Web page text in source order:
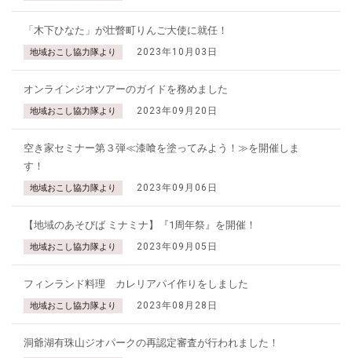
「木下ひなた」が壮瞥町りんご大使に就任！
地域おこし協力隊より 2023年10月03日
オンラインジオツアーのガイドを務めました
地域おこし協力隊より 2023年09月20日
空き家セミナー第３弾≪漆喰を塗ってみよう！≫を開催しま
す！
地域おこし協力隊より 2023年09月06日
【地域のあそびば ミナミナ】『1周年祭』を開催！
地域おこし協力隊より 2023年09月05日
フィンランド料理 カレリアパイ作りをしました
地域おこし協力隊より 2023年08月28日
洞爺湖有珠山ジオパークの再認定審査が行われました！